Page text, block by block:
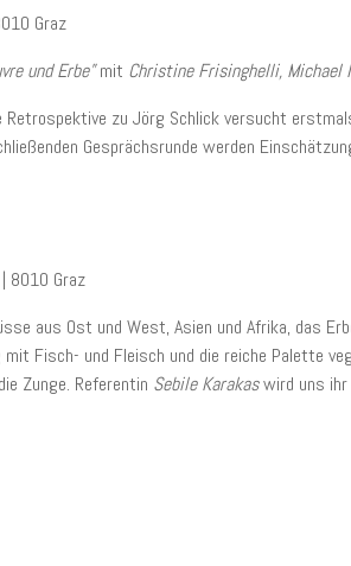
Graz
und Erbe”mit Christine Frisinghelli, Michael
zu Jörg Schlick versucht
Gesprächsrunde werden
8010 Graz
aus Ost und West, Asien und Afrika, das
Fisch- und Fleisch und die reiche Palette
Zunge. Referentin Sebile Karakaswird uns ihr